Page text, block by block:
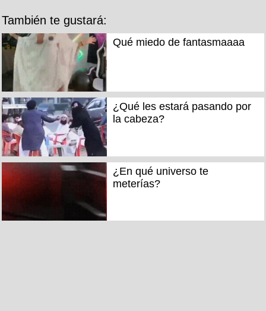
También te gustará:
Qué miedo de fantasmaaaa
¿Qué les estará pasando por
la cabeza?
¿En qué universo te
meterías?